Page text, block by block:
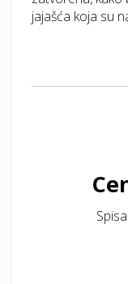
jajašća koja su